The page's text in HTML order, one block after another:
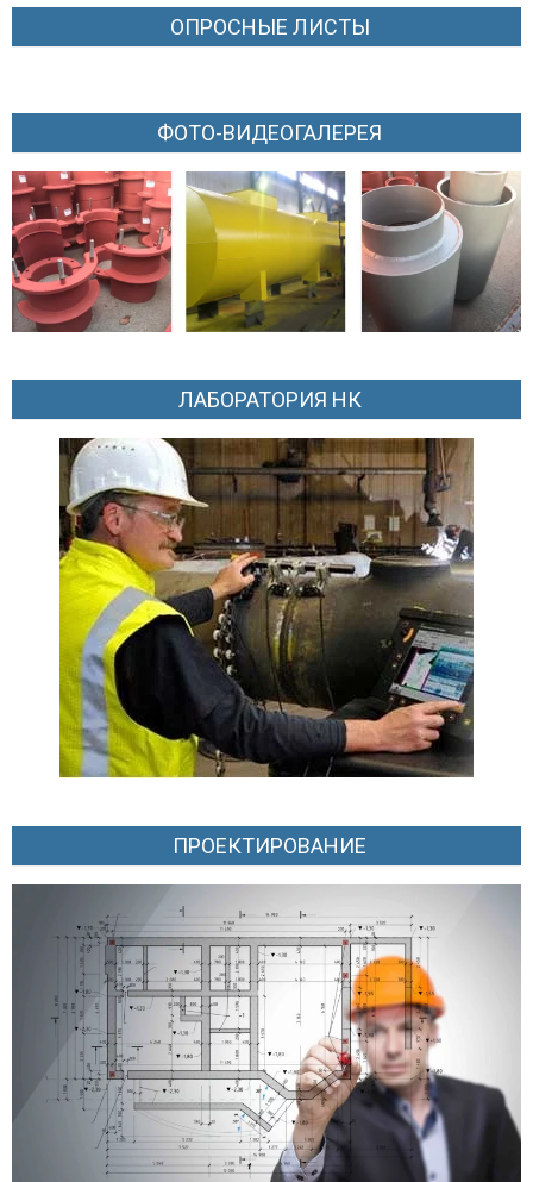
ОПРОСНЫЕ ЛИСТЫ
ФОТО-ВИДЕОГАЛЕРЕЯ
ЛАБОРАТОРИЯ НК
ПРОЕКТИРОВАНИЕ